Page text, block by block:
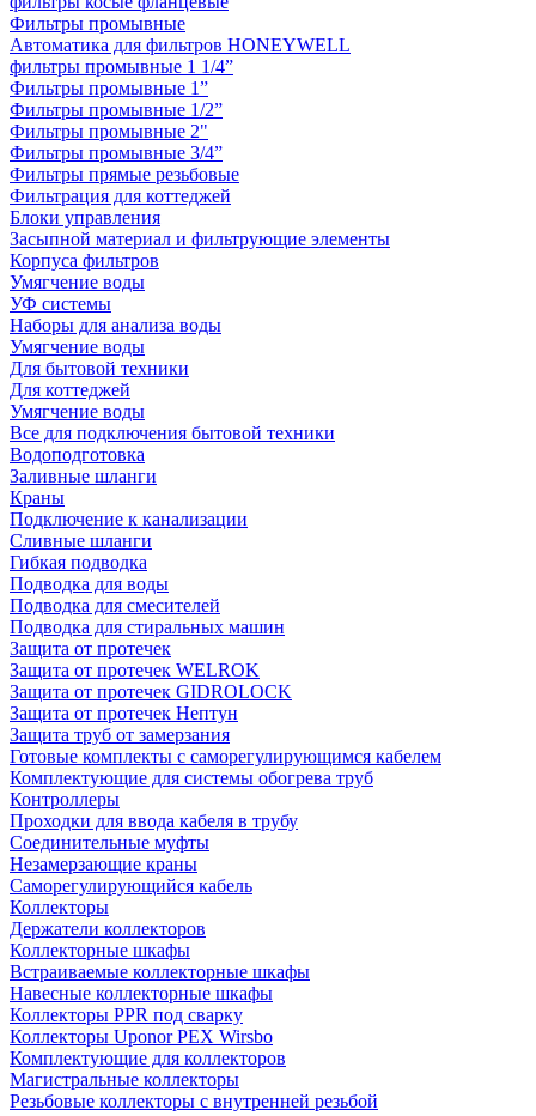
Фильтры промывные
Автоматика для фильтров HONEYWELL
фильтры промывные 1 1/4”
Фильтры промывные 1”
Фильтры промывные 1/2”
Фильтры промывные 2"
Фильтры промывные 3/4”
Фильтры прямые резьбовые
Фильтрация для коттеджей
Блоки управления
Засыпной материал и фильтрующие элементы
Корпуса фильтров
Умягчение воды
УФ системы
Наборы для анализа воды
Умягчение воды
Для бытовой техники
Для коттеджей
Умягчение воды
Все для подключения бытовой техники
Водоподготовка
Заливные шланги
Краны
Подключение к канализации
Сливные шланги
Гибкая подводка
Подводка для воды
Подводка для смесителей
Подводка для стиральных машин
Защита от протечек
Защита от протечек WELROK
Защита от протечек GIDROLOCK
Защита от протечек Нептун
Защита труб от замерзания
Готовые комплекты с саморегулирующимся кабелем
Комплектующие для системы обогрева труб
Контроллеры
Проходки для ввода кабеля в трубу
Соединительные муфты
Незамерзающие краны
Саморегулирующийся кабель
Коллекторы
Держатели коллекторов
Коллекторные шкафы
Встраиваемые коллекторные шкафы
Навесные коллекторные шкафы
Коллекторы PPR под сварку
Коллекторы Uponor PEX Wirsbo
Комплектующие для коллекторов
Магистральные коллекторы
Резьбовые коллекторы с внутренней резьбой